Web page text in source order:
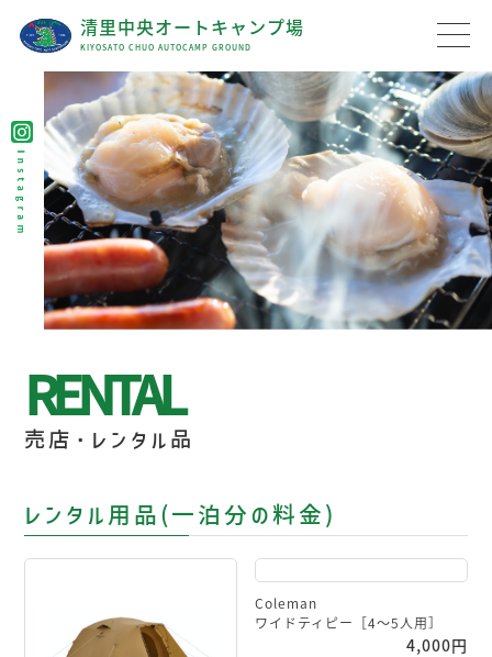
清里中央オートキャンプ場
KIYOSATO CHUO AUTOCAMP GROUND
RENTAL
売店・レンタル品
レンタル用品(一泊分の料金)
Coleman
ワイドティピー［4〜5人用］
4,000円